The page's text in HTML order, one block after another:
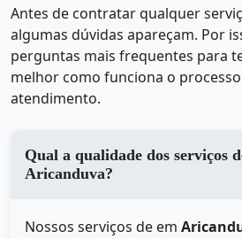
Antes de contratar qualquer
algumas dúvidas apareçam. Por
perguntas mais frequentes para
melhor como funciona o
atendimento.
Qual a qualidade dos serviços de
Aricanduva?
Nossos serviços de em